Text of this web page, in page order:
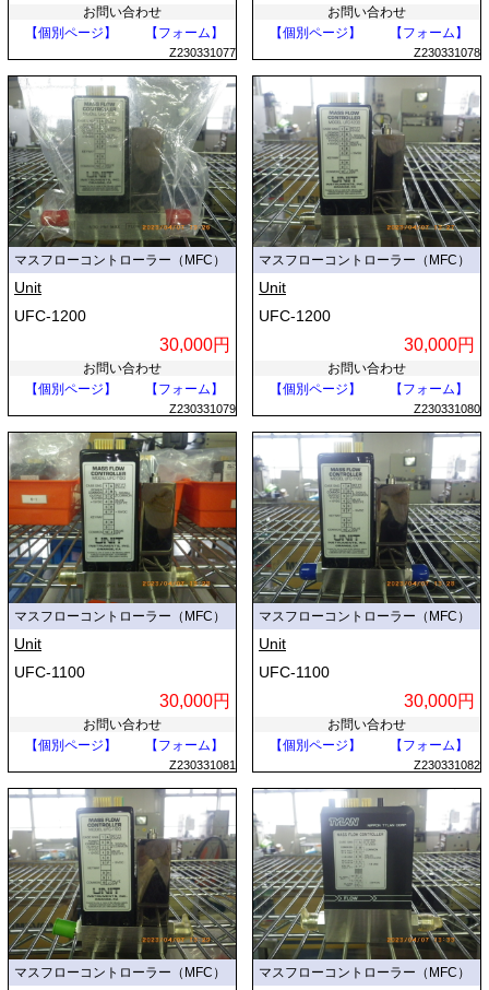
お問い合わせ
【個別ページ】
【フォーム】
Z230331077
お問い合わせ
【個別ページ】
【フォーム】
Z230331078
マスフローコントローラー（MFC）
Unit
UFC-1200
30,000円
お問い合わせ
【個別ページ】
【フォーム】
Z230331079
マスフローコントローラー（MFC）
Unit
UFC-1200
30,000円
お問い合わせ
【個別ページ】
【フォーム】
Z230331080
マスフローコントローラー（MFC）
Unit
UFC-1100
30,000円
お問い合わせ
【個別ページ】
【フォーム】
Z230331081
マスフローコントローラー（MFC）
Unit
UFC-1100
30,000円
お問い合わせ
【個別ページ】
【フォーム】
Z230331082
マスフローコントローラー（MFC） マスフローコントローラー（MFC）